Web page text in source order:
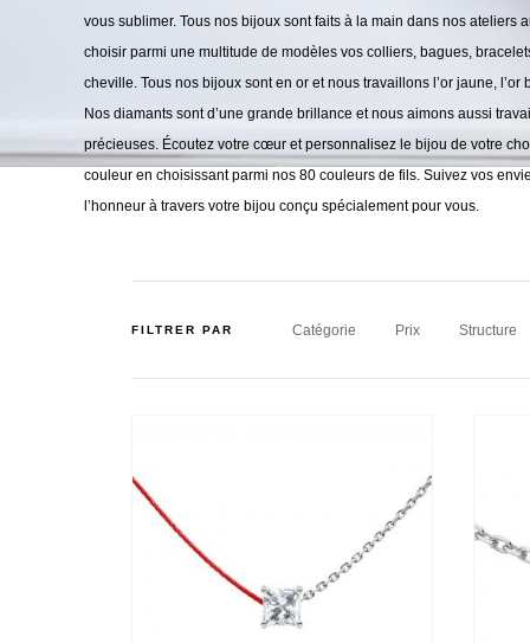
vous sublimer. Tous nos bijoux sont faits à la main dans nos ateliers
choisir parmi une multitude de modèles vos colliers, bagues,
cheville. Tous nos bijoux sont en or et nous travaillons l’or jaune, l’or
Nos diamants sont d’une grande brillance et nous aimons aussi
précieuses. Écoutez votre cœur et personnalisez le bijou de votre
couleur en choisissant parmi nos 80 couleurs de fils. Suivez vos
l’honneur à travers votre bijou conçu spécialement pour vous.
FILTRER PAR Catégorie Prix Structure